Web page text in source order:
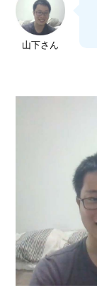
山下さん